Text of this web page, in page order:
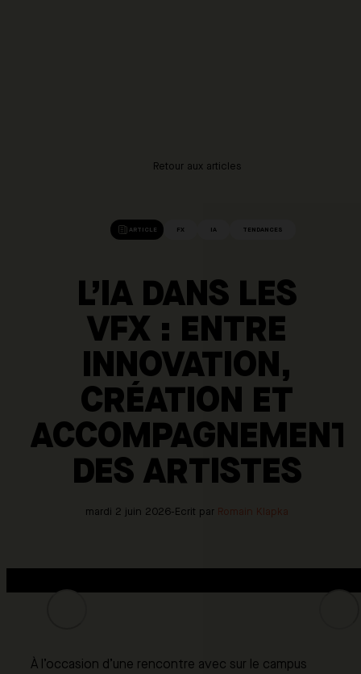
Retour aux articles
ARTICLE FX IA TENDANCES
L’IA DANS LES
VFX : ENTRE
INNOVATION,
CRÉATION ET
ACCOMPAGNEMENT
DES ARTISTES
mardi 2 juin 2026-Ecrit par Romain Klapka
À l’occasion d’une rencontre avec sur le campus